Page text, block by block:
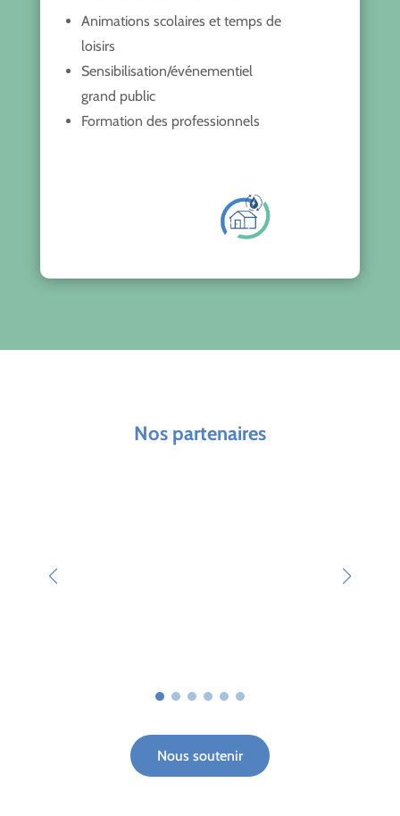
Animations scolaires et temps de
loisirs
Sensibilisation/événementiel
grand public
Formation des professionnels
Nos partenaires
Nous soutenir